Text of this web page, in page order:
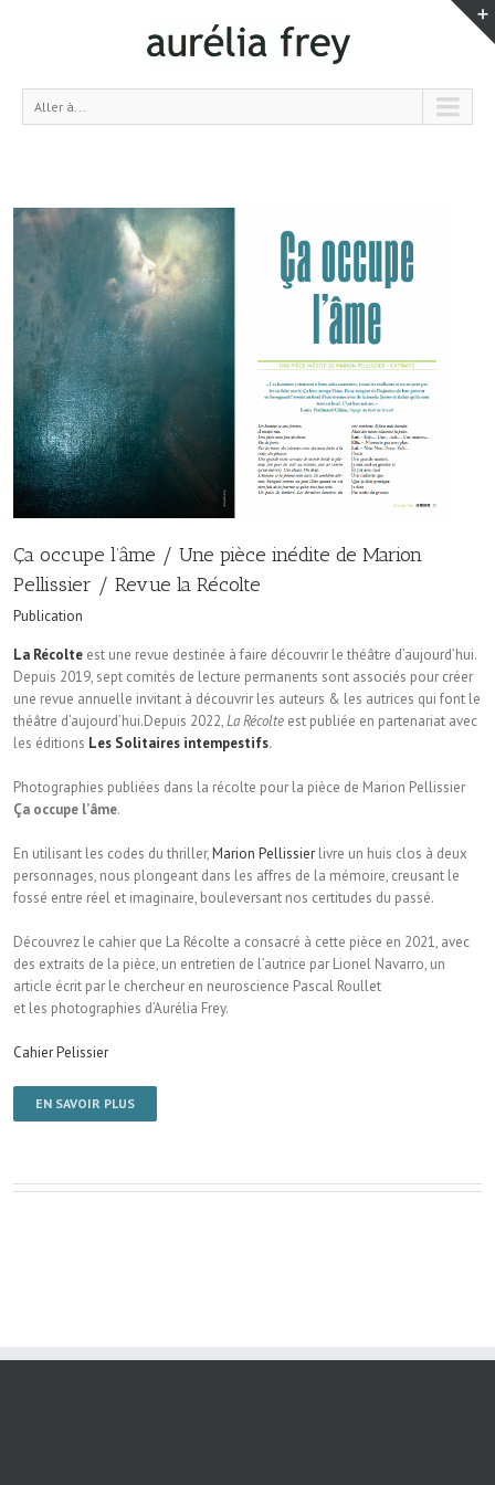
Aller à...
Ça occupe l’âme / Une pièce inédite de Marion
Pellissier / Revue la Récolte
Publication
La Récolte est une revue destinée à faire découvrir le théâtre d’aujourd’hui.
Depuis 2019, sept comités de lecture permanents sont associés pour créer
une revue annuelle invitant à découvrir les auteurs & les autrices qui font le
théâtre d’aujourd’hui.Depuis 2022,La Récolte est publiée en partenariat avec
les éditions Les Solitaires intempestifs.
Photographies publiées dans la récolte pour la pièce de Marion Pellissier
Ça occupe l’âme.
En utilisant les codes du thriller,Marion Pellissier livre un huis clos à deux
personnages, nous plongeant dans les affres de la mémoire, creusant le
fossé entre réel et imaginaire, bouleversant nos certitudes du passé.
Découvrez le cahier que La Récolte a consacré à cette pièce en 2021, avec
des extraits de la pièce, un entretien de l’autrice par Lionel Navarro, un
article écrit par le chercheur en neuroscience Pascal Roullet
et les photographies d’Aurélia Frey.
Cahier Pelissier
EN SAVOIR PLUS